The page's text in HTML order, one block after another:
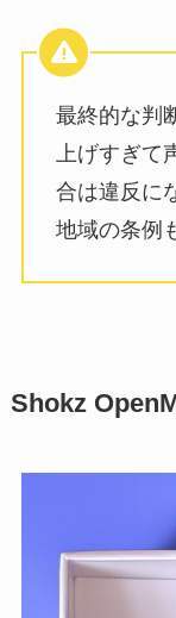
最終的な判
上げすぎ
合は違反に
地域の条例
Shokz